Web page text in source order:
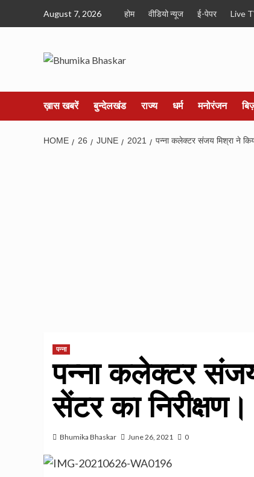
August 7, 2026 होम वीडियो न्यूज ई-पेपर Live
ख़ास खबरें बुन्देलखंड राज्य धर्म मनोरंजन
HOME 26 JUNE 2021 पन्ना कलेक्टर संजय मिश्रा ने
पन्ना
पन्ना कलेक्टर
सेंटर का निरीक्षण।
Bhumika Bhaskar June 26, 2021 0